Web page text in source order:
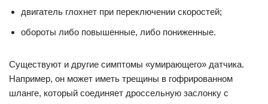
двигатель глохнет при переключении скоростей;
обороты либо повышенные, либо пониженные.
Существуют и другие симптомы «умирающего» датчика.
Например, он может иметь трещины в гофрированном
шланге, который соединяет дроссельную заслонку с